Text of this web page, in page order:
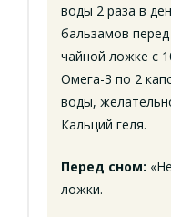
воды 2 раза в
бальзамов
чайной ложке с
Омега-3 по 2
воды,
Кальций геля.
Перед сном:
ложки.